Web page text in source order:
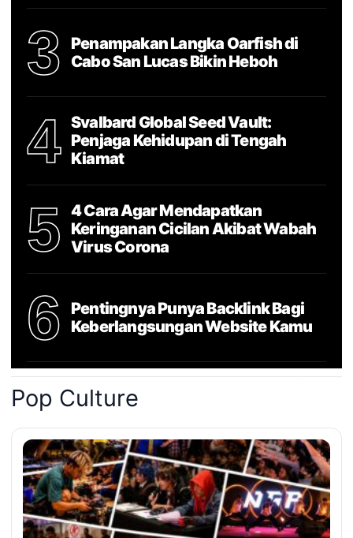
3
Penampakan Langka Oarfish di
Cabo San Lucas Bikin Heboh
4
Svalbard Global Seed Vault:
Penjaga Kehidupan di Tengah
Kiamat
5
4 Cara Agar Mendapatkan
Keringanan Cicilan Akibat Wabah
Virus Corona
6
Pentingnya Punya Backlink Bagi
Keberlangsungan Website Kamu
Pop Culture